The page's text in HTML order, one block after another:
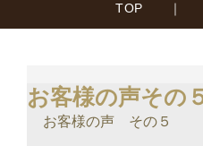
TOP ｜
お客様の声その
お客様の声　その５